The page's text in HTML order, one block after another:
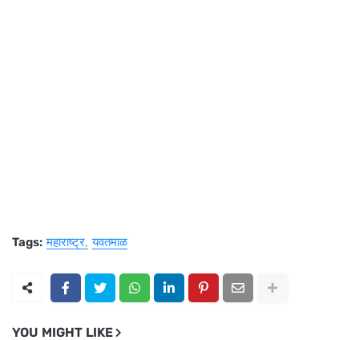
Tags: महाराष्ट्र यवतमाळ
YOU MIGHT LIKE